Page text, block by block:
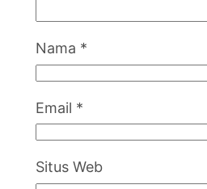
Nama *
Email *
Situs Web